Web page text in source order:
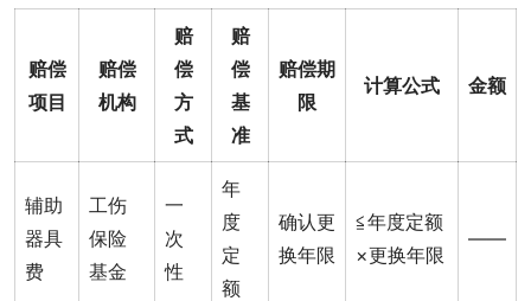
赔偿
项目
赔偿
机构
赔
偿
方
式
赔
偿
基
准
赔偿期
限
计算公式 金额
辅助
器具
费
工伤
保险
基金
一
次
性
年
度
定
额
确认更
换年限
≦年度定额
×更换年限
——